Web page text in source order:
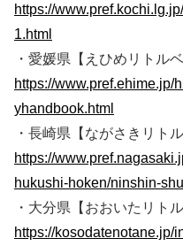
https://
1.html
・愛媛県【えひめリトル
https://
yhandbook.html
・長崎県【ながさきリト
https://
hukushi-hoken/ninshin-
・大分県【おおいたリト
https://kosodatenotane.jp/